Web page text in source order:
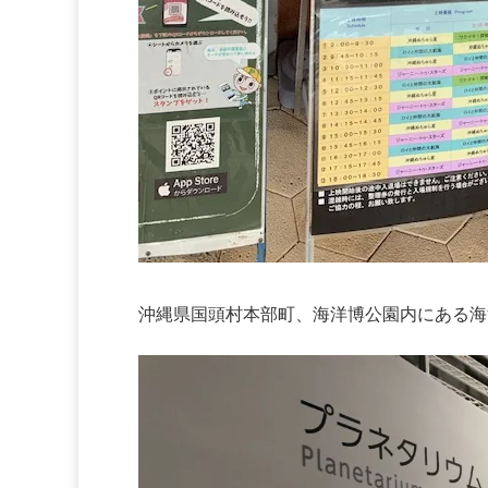
沖縄県国頭村本部町、海洋博公園内にある